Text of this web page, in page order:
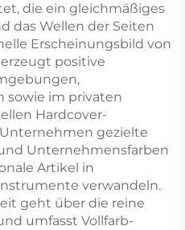
die ein gleichmäßiges
das Wellen der Seiten
Erscheinungsbild von
positive
sowie im privaten
Hardcover-
gezielte
Unternehmensfarben
Artikel in
verwandeln.
geht über die reine
umfasst Vollfarb-